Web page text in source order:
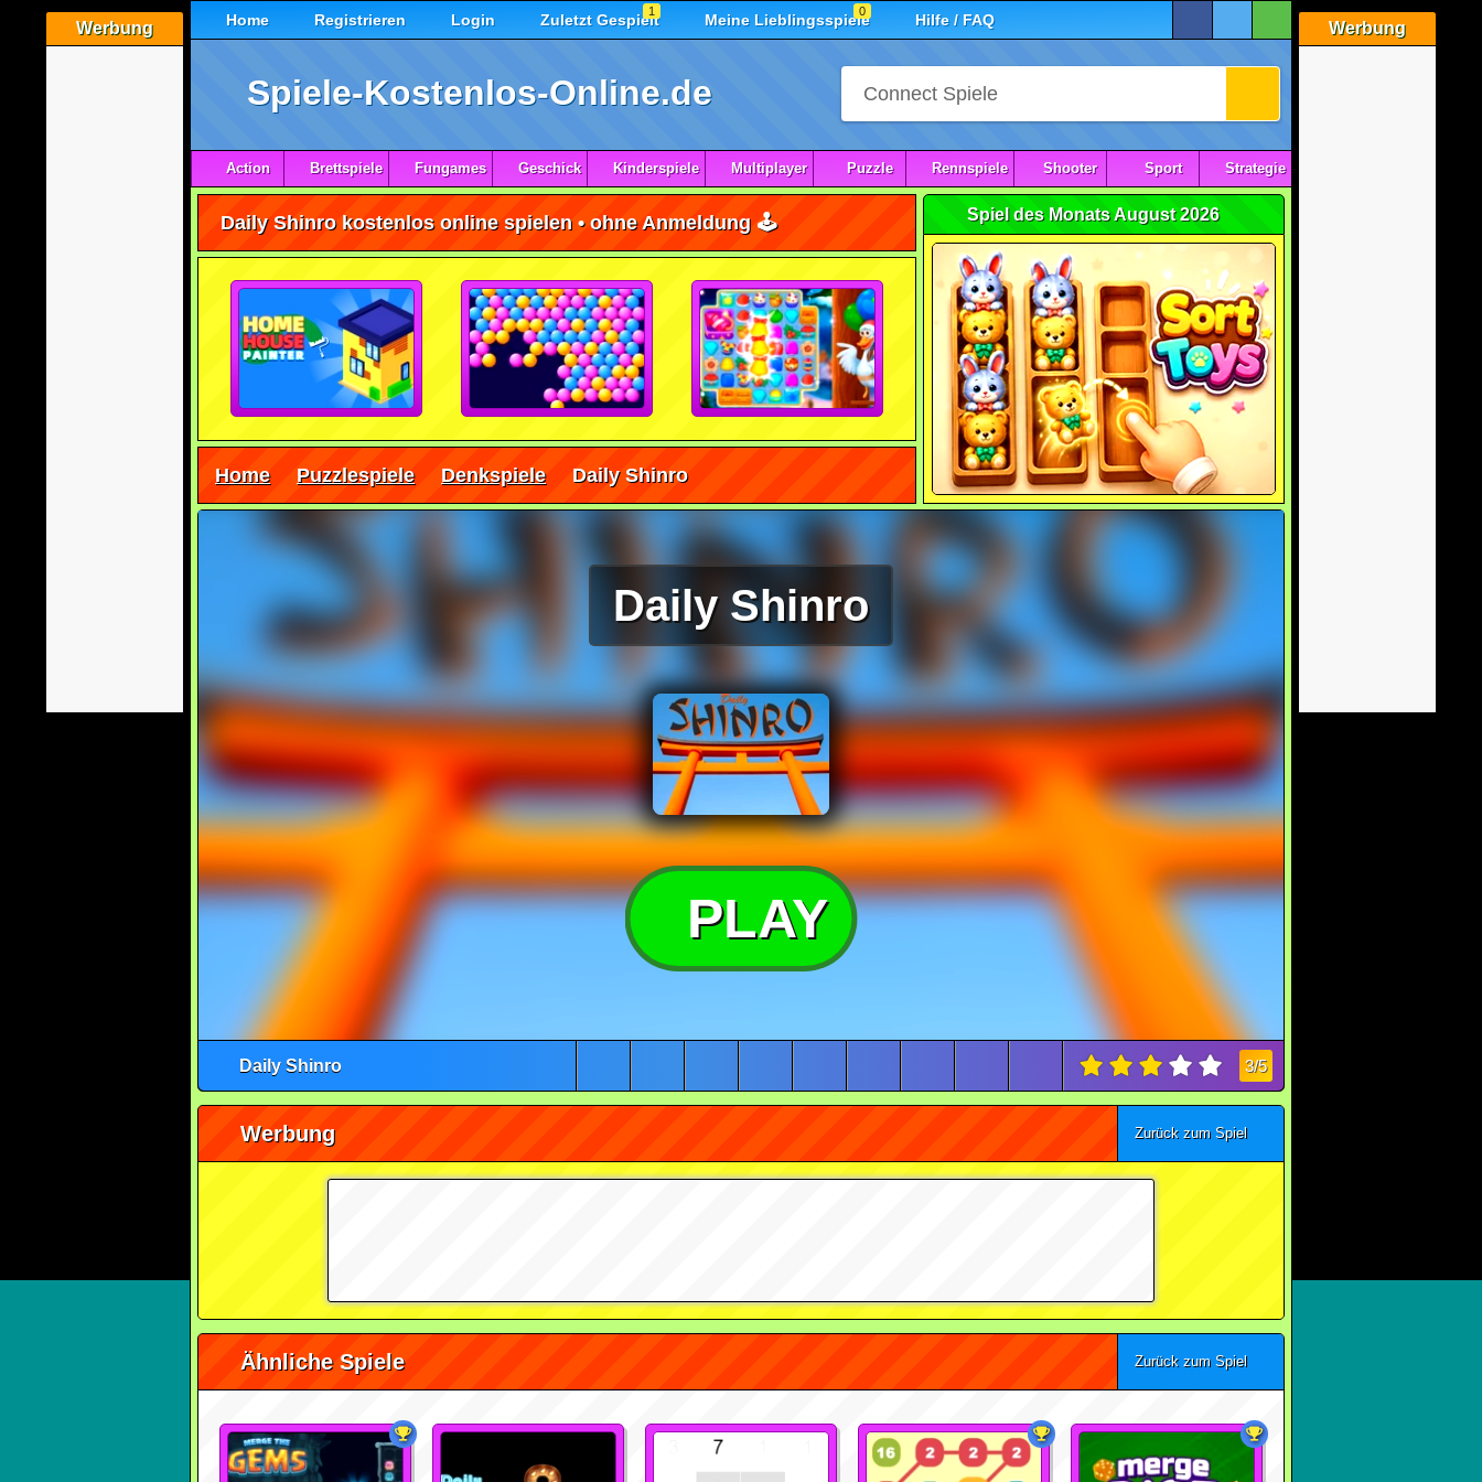
Werbung Werbung
Home Registrieren Login Zuletzt Gespielt
1 Meine Lieblingsspiele
0 Hilfe / FAQ
Spiele-Kostenlos-Online.de
Action Brettspiele Fungames Geschick Kinderspiele Multiplayer Puzzle Rennspiele Shooter Sport Strategie
Daily Shinro kostenlos online spielen • ohne Anmeldung 🕹️
Home Puzzlespiele Denkspiele Daily Shinro
Spiel des Monats August 2026
Daily Shinro
PLAY
Daily Shinro 3/5
Werbung Zurück zum Spiel
Ähnliche Spiele Zurück zum Spiel